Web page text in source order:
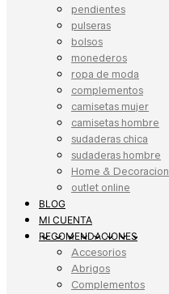
pendientes
pulseras
bolsos
monederos
ropa de moda
complementos
camisetas mujer
camisetas hombre
sudaderas chica
sudaderas hombre
Home & Decoracion
outlet online
BLOG
MI CUENTA
RECOMENDACIONES
Accesorios
Abrigos
Complementos